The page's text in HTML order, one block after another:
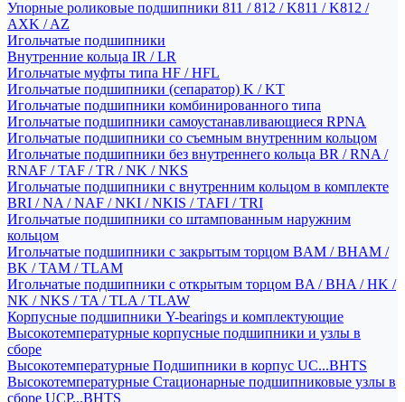
Упорные роликовые подшипники 811 / 812 / K811 / K812 /
AXK / AZ
Игольчатые подшипники
Внутренние кольца IR / LR
Игольчатые муфты типа HF / HFL
Игольчатые подшипники (сепаратор) K / KT
Игольчатые подшипники комбинированного типа
Игольчатые подшипники самоустанавливающиеся RPNA
Игольчатые подшипники со съемным внутренним кольцом
Игольчатые подшипники без внутреннего кольца BR / RNA /
RNAF / TAF / TR / NK / NKS
Игольчатые подшипники с внутренним кольцом в комплекте
BRI / NA / NAF / NKI / NKIS / TAFI / TRI
Игольчатые подшипники со штампованным наружним
кольцом
Игольчатые подшипники с закрытым торцом BAM / BHAM /
BK / TAM / TLAM
Игольчатые подшипники с открытым торцом BA / BHA / HK /
NK / NKS / TA / TLA / TLAW
Корпусные подшипники Y-bearings и комплектующие
Высокотемпературные корпусные подшипники и узлы в
сборе
Высокотемпературные Подшипники в корпус UC...BHTS
Высокотемпературные Стационарные подшипниковые узлы в
сборе UCP...BHTS